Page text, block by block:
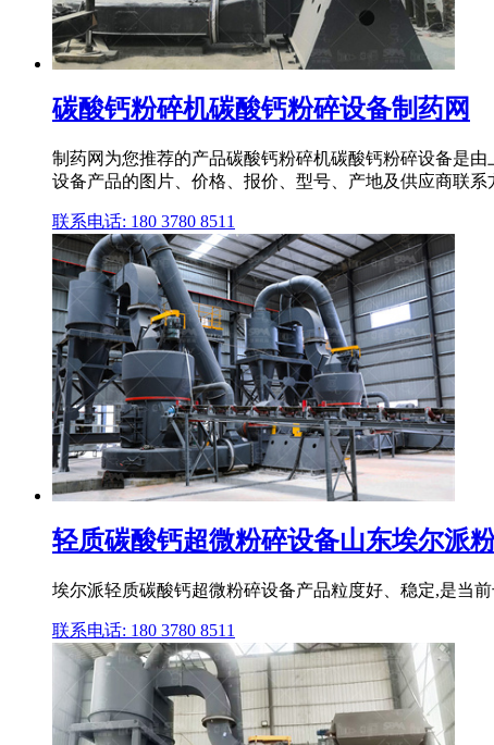
碳酸钙粉碎机碳酸钙粉碎设备制药网
制药网为您推荐的产品碳酸钙粉碎机碳酸钙粉碎设备是
设备产品的图片、价格、报价、型号、产地及供应商联系
联系电话: 180 3780 8511
轻质碳酸钙超微粉碎设备山东埃尔派
埃尔派轻质碳酸钙超微粉碎设备产品粒度好、稳定,是当
联系电话: 180 3780 8511